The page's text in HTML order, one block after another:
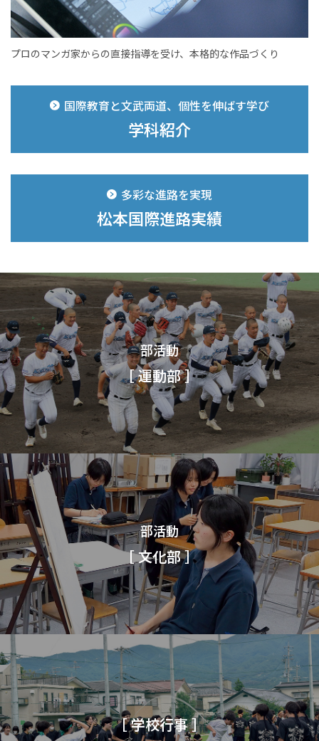
プロのマンガ家からの直接指導を受け、本格的な作品づくり
国際教育と文武両道、個性を伸ばす学び
学科紹介
多彩な進路を実現
松本国際進路実績
部活動
［ 運動部 ］
部活動
［ 文化部 ］
［ 学校行事 ］